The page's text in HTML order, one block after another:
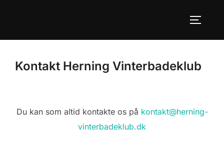
Kontakt Herning Vinterbadeklub
Du kan som altid kontakte os på kontakt@herning-
vinterbadeklub.dk